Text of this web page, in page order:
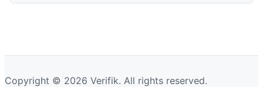
Copyright © 2026 Verifik. All rights reserved.